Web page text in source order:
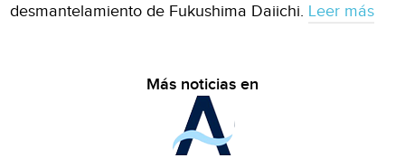
desmantelamiento de Fukushima Daiichi. Leer más
Más noticias en